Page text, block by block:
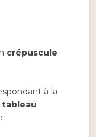
crépuscule
à la
tableau